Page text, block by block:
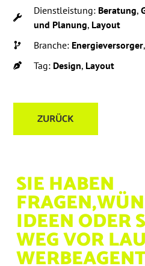
Dienstleistung: Beratung,
und Planung, Layout
Branche: Energieversorger,
Tag: Design, Layout
ZURÜCK
SIE HABEN
FRAGEN,
IDEEN ODER
WEG VOR